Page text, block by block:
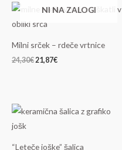
NI NA ZALOGI
Milni srček – rdeče vrtnice
24,30€
Izvirna
cena
je
24,30€.
21,87€
Trenutna
cena
“Leteče joške” šalica
Izvirna
cena
18,90€.
Trenutna
cena